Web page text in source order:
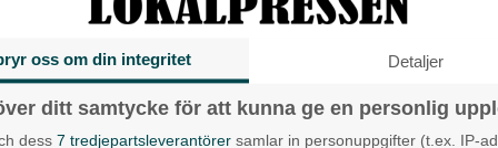
samt Gabriel Andersson
Topp tre
oss om din integritet Detaljer
ditt samtycke för att kunna ge en personlig
dess 7 tredjepartsleverantörer samlar in personuppgifter (t.ex. IP-